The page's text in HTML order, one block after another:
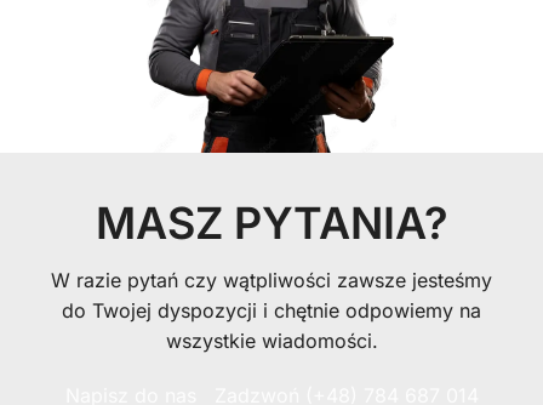
MASZ PYTANIA?
W razie pytań czy wątpliwości zawsze jesteśmy
do Twojej dyspozycji i chętnie odpowiemy na
wszystkie wiadomości.